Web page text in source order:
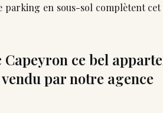
parking en sous-sol complètent
ce bel
par notre agence